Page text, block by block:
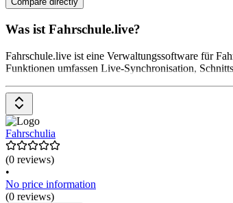
Was ist Fahrschule.live?
Fahrschule.live ist eine Verwaltungssoftware für
Funktionen umfassen Live-Synchronisation,
Fahrschulia
(0 reviews)
•
No price information
(0 reviews)